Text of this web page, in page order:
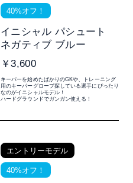
40%オフ！
イニシャル パシュート
ネガティブ ブルー
￥3,600
キーパーを始めたばかりのGKや、トレーニング
用のキーパーグローブ探している選手にぴったり
なのがイニシャルモデル！
ハードグラウンドでガンガン使える！
エントリーモデル
40%オフ！